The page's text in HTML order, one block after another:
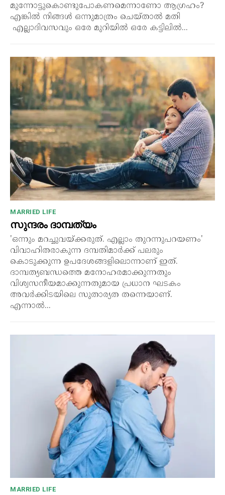
മുന്നോട്ടുകൊണ്ടുപോകണമെന്നാണോ ആഗ്രഹം?
എങ്കിൽ നിങ്ങൾ ഒന്നുമാത്രം ചെയ്താൽ മതി
എല്ലാദിവസവും ഒരേ മുറിയിൽ ഒരേ കട്ടിലിൽ...
MARRIED LIFE
സുന്ദരം ദാമ്പത്യം
'ഒന്നും മറച്ചുവയ്ക്കരുത്. എല്ലാം തുറന്നുപറയണം'
വിവാഹിതരാകുന്ന ദമ്പതിമാർക്ക് പലരും
കൊടുക്കുന്ന ഉപദേശങ്ങളിലൊന്നാണ് ഇത്.
ദാമ്പത്യബന്ധത്തെ മനോഹരമാക്കുന്നതും
വിശ്വസനീയമാക്കുന്നതുമായ പ്രധാന ഘടകം
അവർക്കിടയിലെ സുതാര്യത തന്നെയാണ്.
എന്നാൽ...
MARRIED LIFE